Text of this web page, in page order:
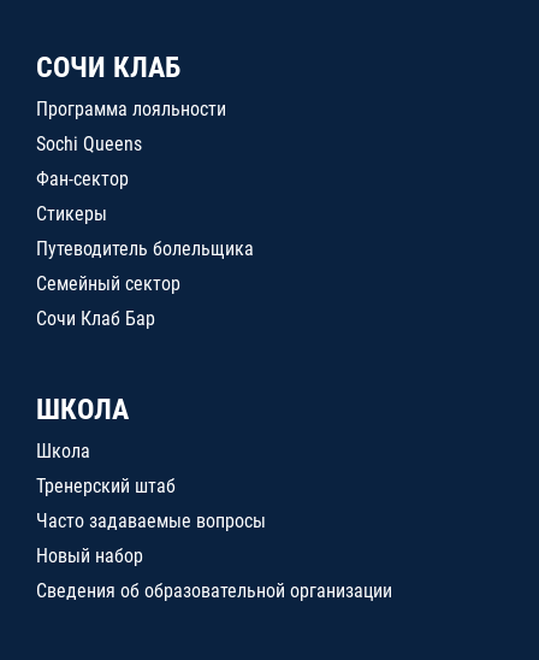
СОЧИ КЛАБ
Программа лояльности
Sochi Queens
Фан-сектор
Стикеры
Путеводитель болельщика
Семейный сектор
Сочи Клаб Бар
ШКОЛА
Школа
Тренерский штаб
Часто задаваемые вопросы
Новый набор
Сведения об образовательной организации